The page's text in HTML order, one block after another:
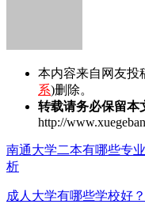
本内容来自网友投
系)删除。
转载请务必保留本
http://
南通大学二本有哪些专
析
成人大学有哪些学校好